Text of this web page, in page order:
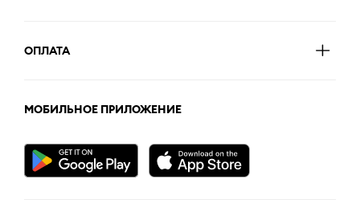
ОПЛАТА
МОБИЛЬНОЕ ПРИЛОЖЕНИЕ